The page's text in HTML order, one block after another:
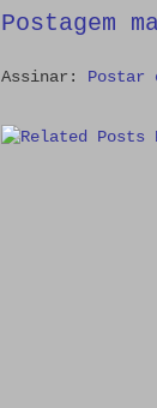
Postagem
Assinar: Postar